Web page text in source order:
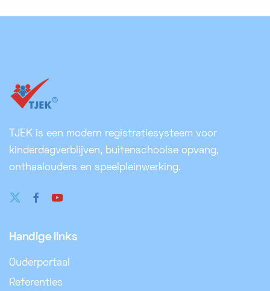
TJEK is een modern registratiesysteem voor
kinderdagverblijven, buitenschoolse opvang,
onthaalouders en speelpleinwerking.
Handige links
Ouderportaal
Referenties